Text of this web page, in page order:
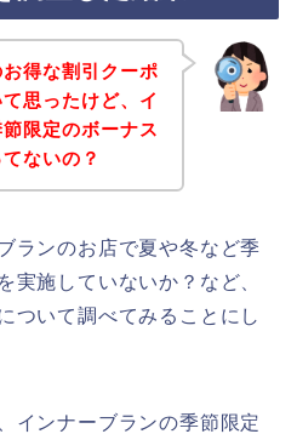
得な割引クーポ
思ったけど、イ
限定のボーナス
ないの？
ランのお店で夏や冬など季
実施していないか？など、
ついて調べてみることにし
インナーブランの季節限定